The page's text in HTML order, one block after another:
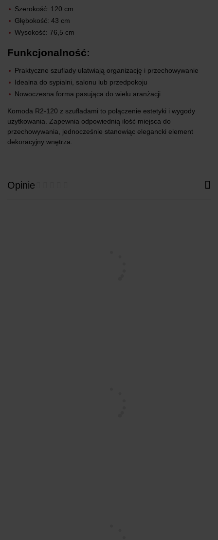
Szerokość: 120 cm
Głębokość: 43 cm
Wysokość: 76,5 cm
Funkcjonalność:
Praktyczne szuflady ułatwiają organizację i przechowywanie
Idealna do sypialni, salonu lub przedpokoju
Nowoczesna forma pasująca do wielu aranżacji
Komoda R2-120 z szufladami to połączenie estetyki i wygody
użytkowania. Zapewnia odpowiednią ilość miejsca do
przechowywania, jednocześnie stanowiąc elegancki element
dekoracyjny wnętrza.
Opinie